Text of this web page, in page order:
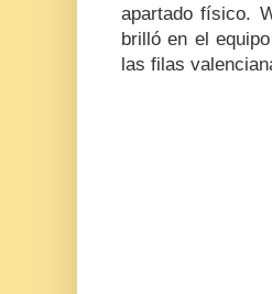
apartado físico.
brilló en el
las filas